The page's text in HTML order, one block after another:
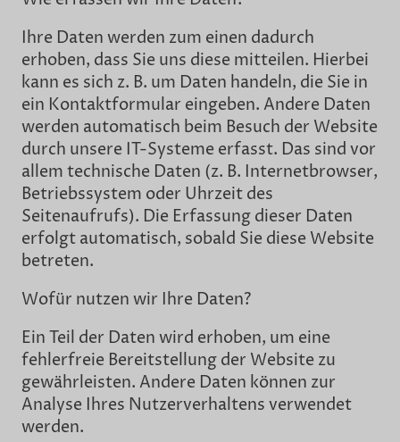
Ihre Daten werden zum einen dadurch
erhoben, dass Sie uns diese mitteilen. Hierbei
kann es sich z. B. um Daten handeln, die Sie in
ein Kontaktformular eingeben. Andere Daten
werden automatisch beim Besuch der Website
durch unsere IT-Systeme erfasst. Das sind vor
allem technische Daten (z. B. Internetbrowser,
Betriebssystem oder Uhrzeit des
Seitenaufrufs). Die Erfassung dieser Daten
erfolgt automatisch, sobald Sie diese Website
betreten.
Wofür nutzen wir Ihre Daten?
Ein Teil der Daten wird erhoben, um eine
fehlerfreie Bereitstellung der Website zu
gewährleisten. Andere Daten können zur
Analyse Ihres Nutzerverhaltens verwendet
werden.